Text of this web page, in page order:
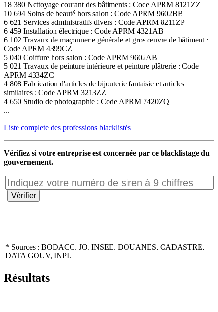
18 380 Nettoyage courant des bâtiments : Code APRM 8121ZZ
10 694 Soins de beauté hors salon : Code APRM 9602BB
6 621 Services administratifs divers : Code APRM 8211ZP
6 459 Installation électrique : Code APRM 4321AB
6 102 Travaux de maçonnerie générale et gros œuvre de bâtiment :
Code APRM 4399CZ
5 040 Coiffure hors salon : Code APRM 9602AB
5 021 Travaux de peinture intérieure et peinture plâtrerie : Code
APRM 4334ZC
4 808 Fabrication d'articles de bijouterie fantaisie et articles
similaires : Code APRM 3213ZZ
4 650 Studio de photographie : Code APRM 7420ZQ
...
Liste complete des professions blacklistés
Vérifiez si votre entreprise est concernée par ce blacklistage du
gouvernement.
* Sources : BODACC, JO, INSEE, DOUANES, CADASTRE,
DATA GOUV, INPI.
Résultats